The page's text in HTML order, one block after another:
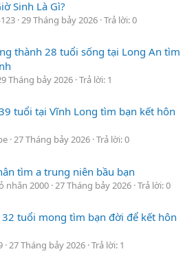
Sinh Là Gì?
29 Tháng bảy 2026 Trả lời: 0
thành 28 tuổi sống tại Long An tìm
Tháng bảy 2026 Trả lời: 1
tuổi tại Vĩnh Long tìm bạn kết hôn
27 Tháng bảy 2026 Trả lời: 0
tìm a trung niên bầu bạn
nhắn 2000 27 Tháng bảy 2026 Trả lời: 0
tuổi mong tìm bạn đời để kết hôn
27 Tháng bảy 2026 Trả lời: 1